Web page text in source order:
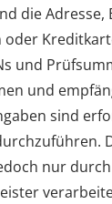
die Adresse,
und
und
sind
nur